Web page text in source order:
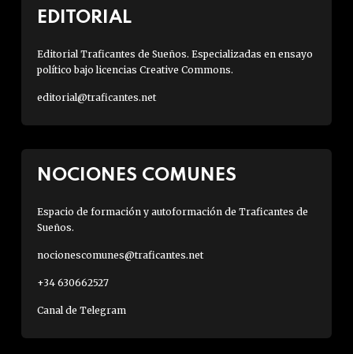
EDITORIAL
Editorial Traficantes de Sueños. Especializadas en ensayo
político bajo licencias Creative Commons.
editorial@traficantes.net
NOCIONES COMUNES
Espacio de formación y autoformación de Traficantes de
Sueños.
nocionescomunes@traficantes.net
+34 630662527
Canal de Telegram